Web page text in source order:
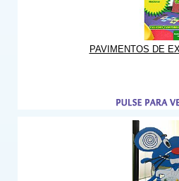
PAVIMENTOS DE